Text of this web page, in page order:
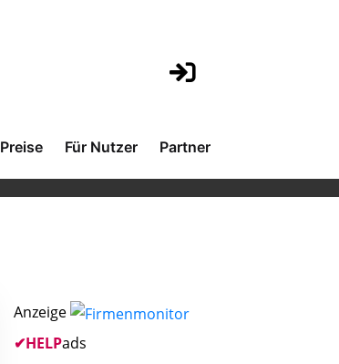
Preise Für Nutzer Partner
Anzeige
✔HELPads